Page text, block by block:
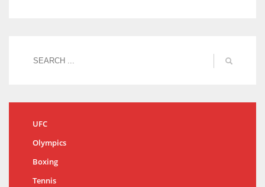
UFC
Olympics
Boxing
Tennis